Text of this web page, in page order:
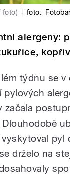
foto) foto:
alergeny:
týdnu se v
pylových
začala
pyl
drželo na